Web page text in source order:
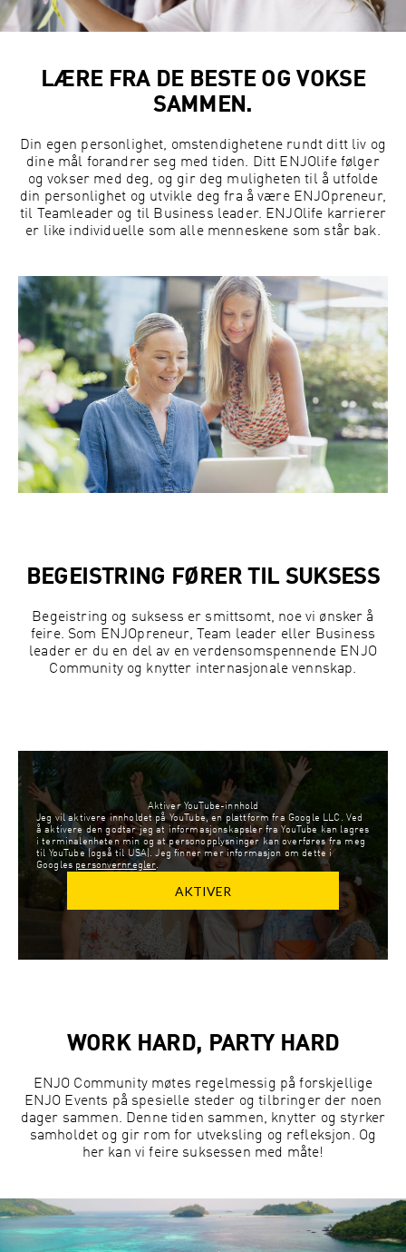
LÆRE FRA DE BESTE OG VOKSE
SAMMEN.
Din egen personlighet, omstendighetene rundt ditt liv og
dine mål forandrer seg med tiden. Ditt ENJOlife følger
og vokser med deg, og gir deg muligheten til å utfolde
din personlighet og utvikle deg fra å være ENJOpreneur,
til Teamleader og til Business leader. ENJOlife karrierer
er like individuelle som alle menneskene som står bak.
BEGEISTRING FØRER TIL SUKSESS
Begeistring og suksess er smittsomt, noe vi ønsker å
feire. Som ENJOpreneur, Team leader eller Business
leader er du en del av en verdensomspennende ENJO
Community og knytter internasjonale vennskap.
Aktiver YouTube-innhold
Jeg vil aktivere innholdet på YouTube, en plattform fra Google LLC. Ved
å aktivere den godtar jeg at informasjonskapsler fra YouTube kan lagres
i terminalenheten min og at personopplysninger kan overføres fra meg
til YouTube (også til USA). Jeg finner mer informasjon om dette i
Googles personvernregler.
AKTIVER
WORK HARD, PARTY HARD
ENJO Community møtes regelmessig på forskjellige
ENJO Events på spesielle steder og tilbringer der noen
dager sammen. Denne tiden sammen, knytter og styrker
samholdet og gir rom for utveksling og refleksjon. Og
her kan vi feire suksessen med måte!